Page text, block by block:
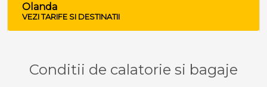
Olanda
VEZI TARIFE SI DESTINATII
Conditii de calatorie si bagaje